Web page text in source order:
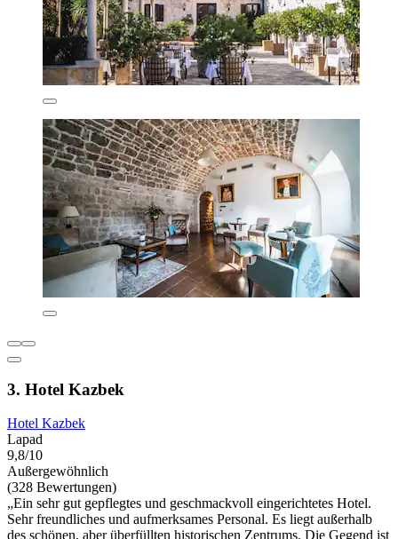
3. Hotel Kazbek
Hotel Kazbek
Lapad
9,8/10
Außergewöhnlich
(328 Bewertungen)
„Ein sehr gut gepflegtes und geschmackvoll eingerichtetes Hotel.
Sehr freundliches und aufmerksames Personal. Es liegt außerhalb
des schönen, aber überfüllten historischen Zentrums. Die Gegend ist